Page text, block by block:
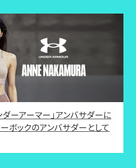
ダーアーマー」アンバサダーに
ボックのアンバサダーとして